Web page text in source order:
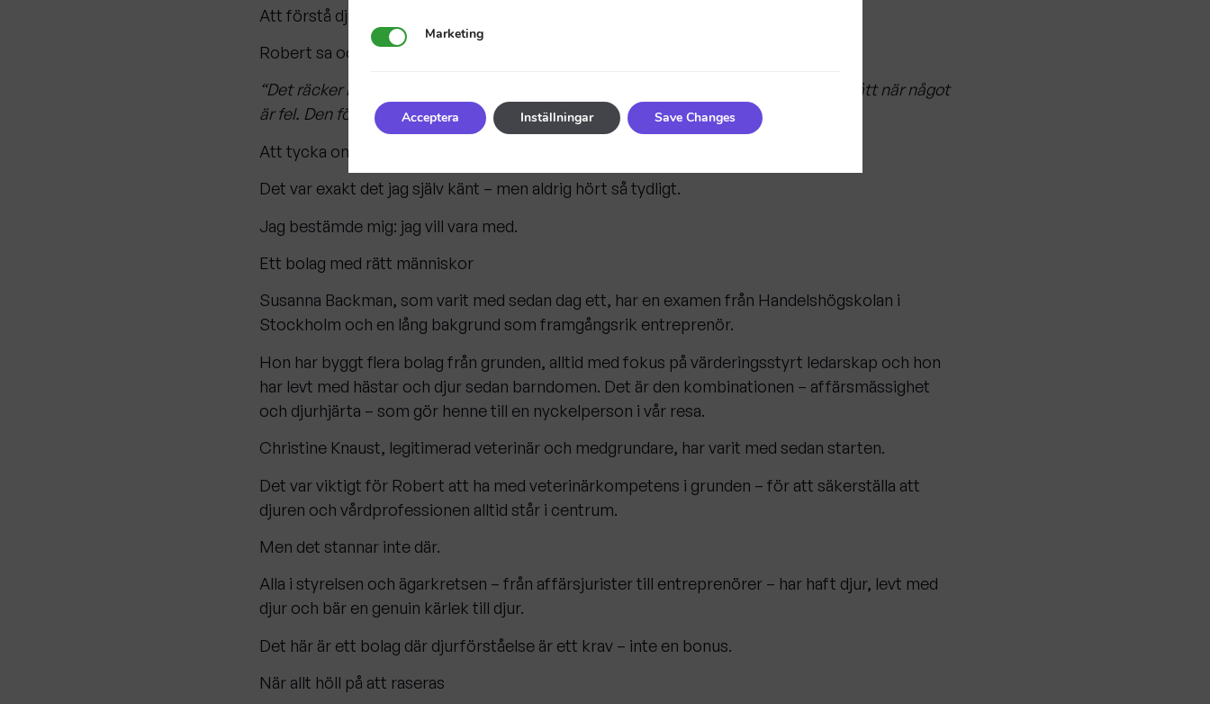
Att förstå djur är något helt annat
Robert sa också:
“Det räcker inte att tycka djur är gulliga. Du måste ha burit dem, tröstat dem, förstått när något
är fel. Den förståelsen måste finnas hela vägen upp i ledarskapet.”
Att tycka om djur är en sak. Att förstå djur är en helt annan.
Det var exakt det jag själv känt – men aldrig hört så tydligt.
Jag bestämde mig: jag vill vara med.
Ett bolag med rätt människor
Susanna Backman, som varit med sedan dag ett, har en examen från Handelshögskolan i
Stockholm och en lång bakgrund som framgångsrik entreprenör.
Hon har byggt flera bolag från grunden, alltid med fokus på värderingsstyrt ledarskap och hon
har levt med hästar och djur sedan barndomen. Det är den kombinationen – affärsmässighet
och djurhjärta – som gör henne till en nyckelperson i vår resa.
Christine Knaust, legitimerad veterinär och medgrundare, har varit med sedan starten.
Det var viktigt för Robert att ha med veterinärkompetens i grunden – för att säkerställa att
djuren och vårdprofessionen alltid står i centrum.
Men det stannar inte där.
Alla i styrelsen och ägarkretsen – från affärsjurister till entreprenörer – har haft djur, levt med
djur och bär en genuin kärlek till djur.
Det här är ett bolag där djurförståelse är ett krav – inte en bonus.
När allt höll på att raseras
MarketingMarketing
Acceptera Inställningar Save Changes